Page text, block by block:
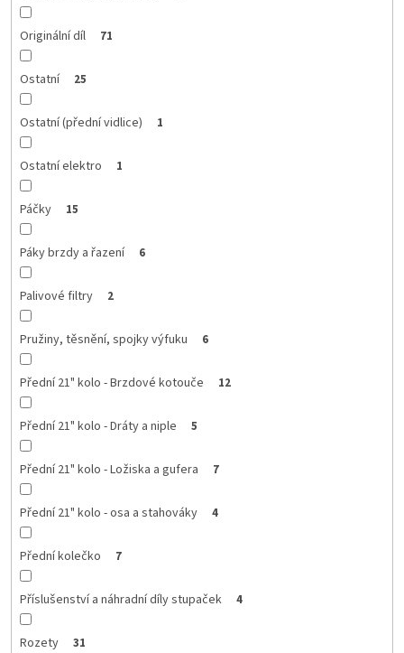
Originální díl 71
Ostatní 25
Ostatní (přední vidlice) 1
Ostatní elektro 1
Páčky 15
Páky brzdy a řazení 6
Palivové filtry 2
Pružiny, těsnění, spojky výfuku 6
Přední 21" kolo - Brzdové kotouče 12
Přední 21" kolo - Dráty a niple 5
Přední 21" kolo - Ložiska a gufera 7
Přední 21" kolo - osa a stahováky 4
Přední kolečko 7
Příslušenství a náhradní díly stupaček 4
Rozety 31